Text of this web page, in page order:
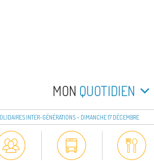
LA PEYRADE
MON QUOTIDIEN
INTER-GÉNÉRATIONS – DIMANCHE 17 DÉCEMBRE